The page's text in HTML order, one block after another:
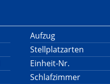
Aufzug
Stellplatzarten
Einheit-Nr.
Schlafzimmer